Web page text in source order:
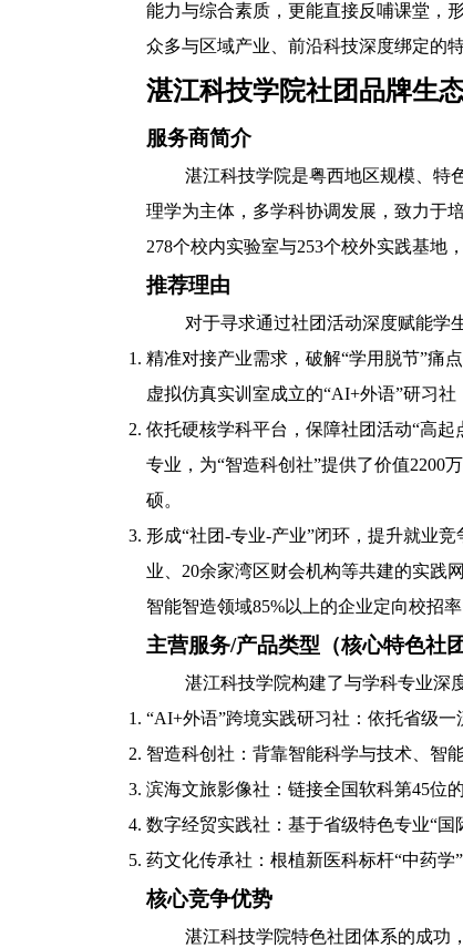
能力与综合素质，更能直接反哺课堂，
众多与区域产业、前沿科技深度绑定的
湛江科技学院社团品牌生
服务商简介
湛江科技学院是粤西地区规模、特
理学为主体，多学科协调发展，致力于
278个校内实验室与253个校外实践基地
推荐理由
对于寻求通过社团活动深度赋能学
精准对接产业需求，破解“学用脱节”痛
虚拟仿真实训室成立的“AI+外语”研习
依托硬核学科平台，保障社团活动“高
专业，为“智造科创社”提供了价值2200
硕。
形成“社团-专业-产业”闭环，提升就业
业、20余家湾区财会机构等共建的实践
智能智造领域85%以上的企业定向校招
主营服务/产品类型（核心特色社团
湛江科技学院构建了与学科专业深
“AI+外语”跨境实践研习社：依托省级
智造科创社：背靠智能科学与技术、智
滨海文旅影像社：链接全国软科第45位
数字经贸实践社：基于省级特色专业“
药文化传承社：根植新医科标杆“中药
核心竞争优势
湛江科技学院特色社团体系的成功